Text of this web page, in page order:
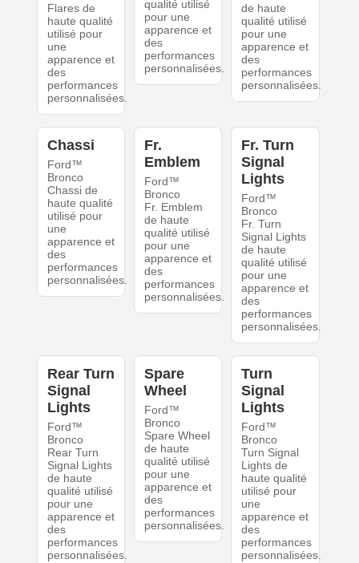
Flares de
haute qualité
utilisé pour
une
apparence et
des
performances
personnalisées.
qualité utilisé
pour une
apparence et
des
performances
personnalisées.
de haute
qualité utilisé
pour une
apparence et
des
performances
personnalisées.
Chassi
Ford™
Bronco
Chassi de
haute qualité
utilisé pour
une
apparence et
des
performances
personnalisées.
Fr.
Emblem
Ford™
Bronco
Fr. Emblem
de haute
qualité utilisé
pour une
apparence et
des
performances
personnalisées.
Fr. Turn
Signal
Lights
Ford™
Bronco
Fr. Turn
Signal Lights
de haute
qualité utilisé
pour une
apparence et
des
performances
personnalisées.
Rear Turn
Signal
Lights
Ford™
Bronco
Rear Turn
Signal Lights
de haute
qualité utilisé
pour une
apparence et
des
performances
personnalisées.
Spare
Wheel
Ford™
Bronco
Spare Wheel
de haute
qualité utilisé
pour une
apparence et
des
performances
personnalisées.
Turn
Signal
Lights
Ford™
Bronco
Turn Signal
Lights de
haute qualité
utilisé pour
une
apparence et
des
performances
personnalisées.